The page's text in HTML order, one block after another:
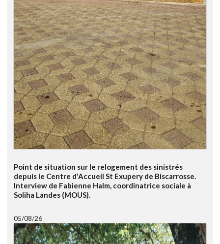
Point de situation sur le relogement des sinistrés
depuis le Centre d'Accueil St Exupery de Biscarrosse.
Interview de Fabienne Halm, coordinatrice sociale à
Soliha Landes (MOUS).
05/08/26